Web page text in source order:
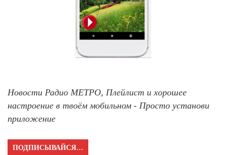
Новости Радио МЕТРО, Плейлист и хорошее
настроение в твоём мобильном - Просто установи
приложение
ПОДПИСЫВАЙСЯ…